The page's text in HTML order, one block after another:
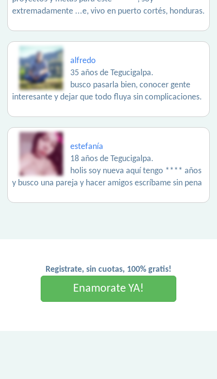
extremadamente ...e, vivo en puerto cortés, honduras.
alfredo
35 años de Tegucigalpa.
busco pasarla bien, conocer gente
interesante y dejar que todo fluya sin complicaciones.
estefanía
18 años de Tegucigalpa.
holis soy nueva aquí tengo **** años
y busco una pareja y hacer amigos escríbame sin pena
Registrate, sin cuotas, 100% gratis!
Enamorate YA!